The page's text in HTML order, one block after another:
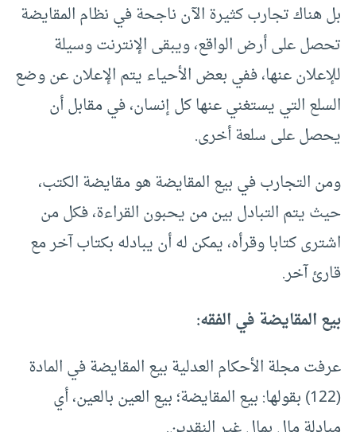
بل هناك تجارب كثيرة الآن ناجحة في نظام المقايضة
تحصل على أرض الواقع، ويبقى الإنترنت وسيلة
للإعلان عنها، ففي بعض الأحياء يتم الإعلان عن وضع
السلع التي يستغني عنها كل إنسان، في مقابل أن
يحصل على سلعة أخرى.
ومن التجارب في بيع المقايضة هو مقايضة الكتب،
حيث يتم التبادل بين من يحبون القراءة، فكل من
اشترى كتابا وقرأه، يمكن له أن يبادله بكتاب آخر مع
قارئ آخر.
بيع المقايضة في الفقه:
عرفت مجلة الأحكام العدلية بيع المقايضة في المادة
(122) بقولها: بيع المقايضة؛ بيع العين بالعين، أي